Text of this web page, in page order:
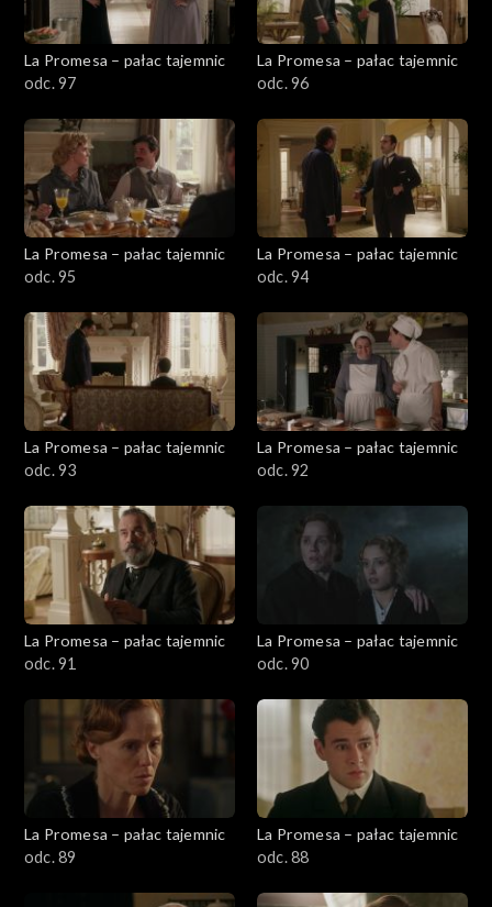
La Promesa – pałac tajemnic
odc. 97
La Promesa – pałac tajemnic
odc. 96
La Promesa – pałac tajemnic
odc. 95
La Promesa – pałac tajemnic
odc. 94
La Promesa – pałac tajemnic
odc. 93
La Promesa – pałac tajemnic
odc. 92
La Promesa – pałac tajemnic
odc. 91
La Promesa – pałac tajemnic
odc. 90
La Promesa – pałac tajemnic
odc. 89
La Promesa – pałac tajemnic
odc. 88